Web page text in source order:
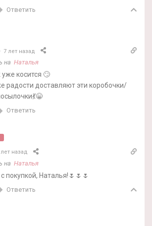
Ответить
7 лет назад
на Наталья
косится 🙄
радости доставляют эти коробочки/
Ответить
назад
на Наталья
покупкой, Наталья!🌷🌷🌷
Ответить